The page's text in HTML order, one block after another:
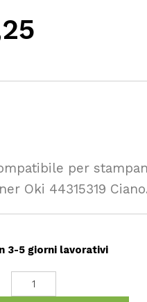
per
Oki 44315319 Ciano.
3-5 giorni lavorativi